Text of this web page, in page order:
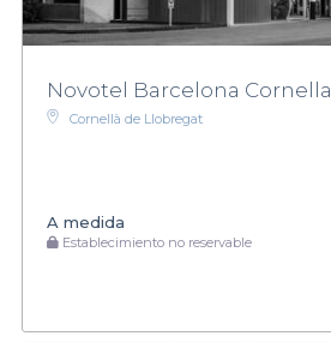
Novotel Barcelona Cornella
Cornellà de Llobregat
A medida
Establecimiento no reservable